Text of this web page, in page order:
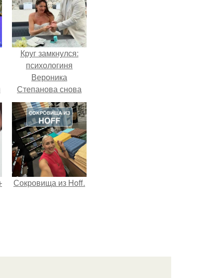
Круг замкнулся:
психологиня
Вероника
Степанова снова
вышла замуж за
собственного
бывшего мужа.
Сокровища из Hoff.